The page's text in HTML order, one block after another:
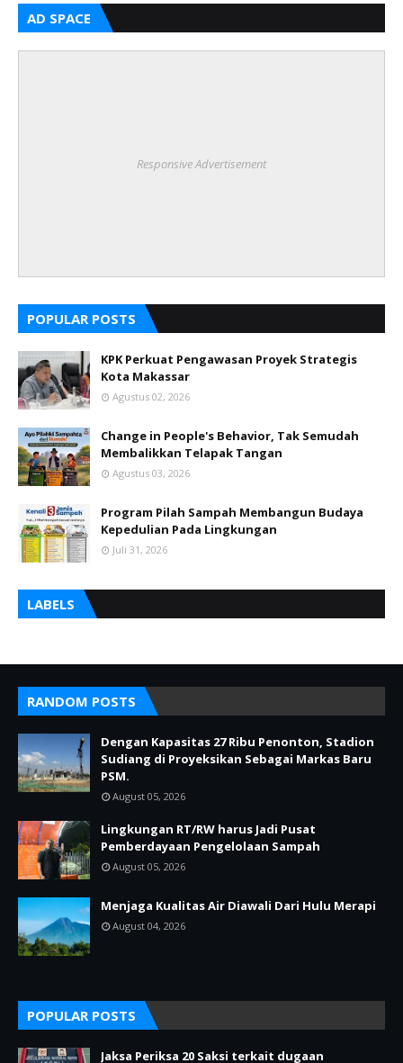
AD SPACE
Responsive Advertisement
POPULAR POSTS
KPK Perkuat Pengawasan Proyek Strategis
Kota Makassar
Agustus 02, 2026
Change in People's Behavior, Tak Semudah
Membalikkan Telapak Tangan
Agustus 03, 2026
Program Pilah Sampah Membangun Budaya
Kepedulian Pada Lingkungan
Juli 31, 2026
LABELS
RANDOM POSTS
Dengan Kapasitas 27 Ribu Penonton, Stadion
Sudiang di Proyeksikan Sebagai Markas Baru
PSM.
August 05, 2026
Lingkungan RT/RW harus Jadi Pusat
Pemberdayaan Pengelolaan Sampah
August 05, 2026
Menjaga Kualitas Air Diawali Dari Hulu Merapi
August 04, 2026
POPULAR POSTS
Jaksa Periksa 20 Saksi terkait dugaan